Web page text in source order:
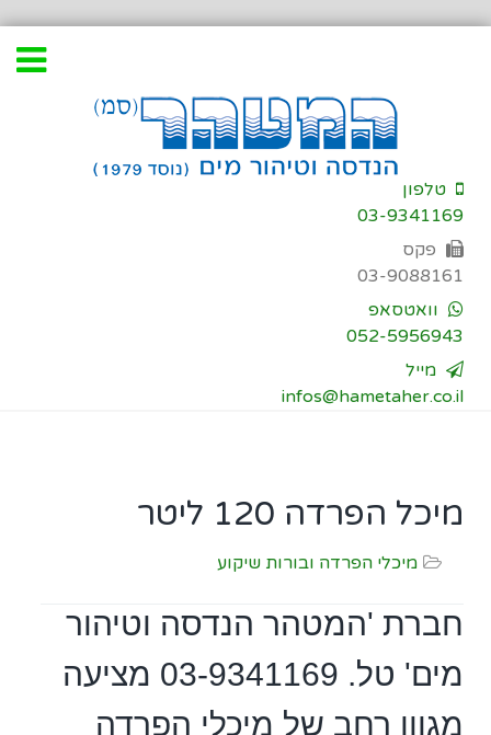
דילוג
טלפון
03-9341169
פקס
03-9088161
וואטסאפ
052-5956943
מייל
infos@hametaher.co.il
מיכל הפרדה 120 ליטר
מיכלי הפרדה ובורות שיקוע
חברת 'המטהר הנדסה וטיהור
מים' טל. 03-9341169 מציעה
מגוון רחב של מיכלי הפרדה